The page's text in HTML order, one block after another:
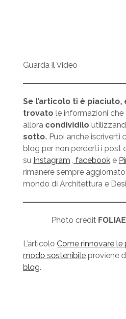
Guarda il Video
Se l’articolo ti è
trovato le informazioni che
alloracondividilo
sotto.Puoi anche iscriverti
blog per non perderti i post
su Instagram , facebooke
rimanere sempre
mondo di Architettura e
Photo credit
L’articolo Come rinnovare le
modo sostenibileproviene
blog.